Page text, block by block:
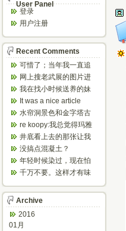
User Panel
登录
用户注册
Recent Comments
可惜了；当年我一直追
着这个，看博主夫妇一
步步在多伦...
网上搜老武展的图片进
来了，一晃是你十年前
的帖子，时...
我在找小时候送养的妹
妹，有人QQ找我说找到
了匹配的...
It was a nice article
and...
水帘洞景色和金字塔古
迹都不错。
re koopy:我总觉得玛雅
人见过外星人。不然哪...
井底看上去的那张让我
想起了蝙蝠侠。。下棋
那张会不会...
没搞点混凝土？
年轻时候染过，现在怕
伤头发不敢染了。不过
千万不要。这样才有味
气场。
Archive
2016
01月